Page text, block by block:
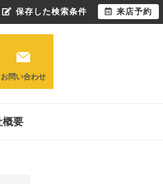
お問い合わせ
概要
保存した検索条件 来店予約